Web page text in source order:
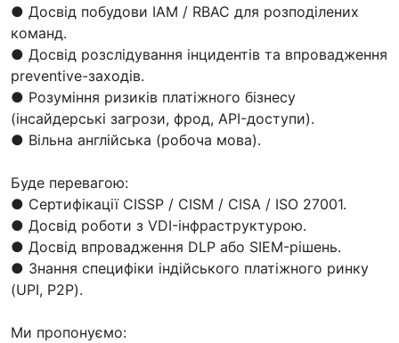
● Досвід побудови IAM / RBAC для розподілених
команд.
● Досвід розслідування інцидентів та впровадження
preventive-заходів.
● Розуміння ризиків платіжного бізнесу
(інсайдерські загрози, фрод, API-доступи).
● Вільна англійська (робоча мова).
Буде перевагою:
● Сертифікації CISSP / CISM / CISA / ISO 27001.
● Досвід роботи з VDI-інфраструктурою.
● Досвід впровадження DLP або SIEM-рішень.
● Знання специфіки індійського платіжного ринку
(UPI, P2P).
Ми пропонуємо: